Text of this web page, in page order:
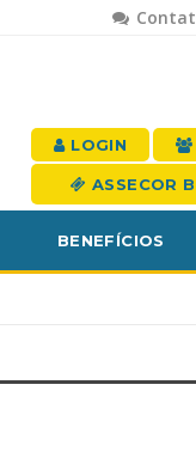
LOGIN
ASSECOR
BENEFÍCIOS